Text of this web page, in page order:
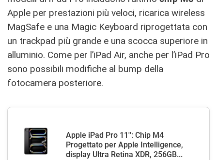
Apple per prestazioni più veloci, ricarica wireless
MagSafe e una Magic Keyboard riprogettata con
un trackpad più grande e una scocca superiore in
alluminio. Come per l’iPad Air, anche per l’iPad Pro
sono possibili modifiche al bump della
fotocamera posteriore.
Apple iPad Pro 11'': Chip M4
Progettato per Apple Intelligence,
display Ultra Retina XDR, 256GB...